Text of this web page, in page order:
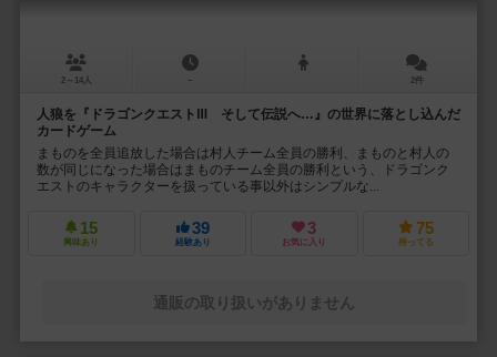
2～14人 － 2件
人狼を『ドラゴンクエストⅢ そして伝説へ…』の世界に落とし込んだ
カードゲーム
まものを全員追放した場合は村人チーム全員の勝利、まものと村人の
数が同じになった場合はまものチーム全員の勝利という、ドラゴンク
エストのキャラクターを扱っている事以外はシンプルな...
15
興味あり
39
経験あり
3
お気に入り
75
持ってる
通販の取り扱いがありません